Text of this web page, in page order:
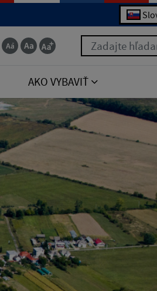
Zadajte
AKO VYBAVIŤ